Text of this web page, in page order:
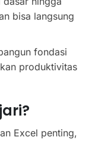
bisa langsung
fondasi
produktivitas
Excel penting,